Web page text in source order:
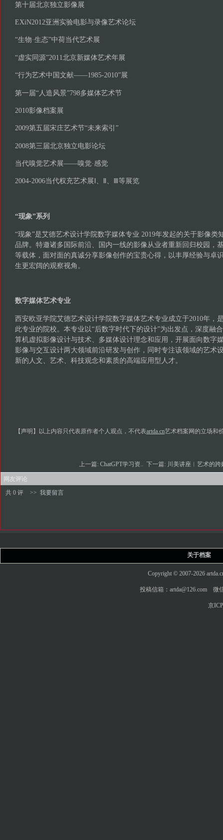
第十届北京独立影像展
EXiN2012亚洲实验电影与录像艺术论坛
“生物·生态”中荷当代艺术展
“虚实同源”2011北京新媒体艺术年展
“行为艺术中国文献——1985-2010”展
第一届“人造风景”798多媒体艺术节
2010影像档案展
2009第五届宋庄艺术节“未来索引”
2008第三届北京独立电影论坛
当代嗅觉艺术展——嗅觉·感觉
2004-2006当代权充艺术展Ⅰ、Ⅱ、Ⅲ等展览
“现象”系列
“现象”是艾德艺术设计学院数字媒体专业 2019年发起的关于影像类
品牌。特邀诸多国际前沿、国内一线的影像从业者重新回归校园，
等载体，面对面的真诚分享影像创作的宝贵心得，以丰厚经验与卓
生更宏阔的观察视角。
数字媒体艺术专业
西安欧亚学院艾德艺术设计学院数字媒体艺术专业成立于2010年，
此专业的院校。本专业以“后数字时代下的设计”为出发点，深度融
算机虚拟影像设计与技术、多媒体设计理念和应用，开展面向数字
影像与交互设计两大领域前沿研发与创作，同时专注该领域的艺术
新的人文、艺术、科技观念和素质的高端应用型人才。
【声明】以上内容只代表原作者个人观点，不代表artda.cn艺术档案网的立场和
上一篇: ChatGPT学习资.. 下一篇: 川美讲座︱艺术的
网友评论
共 0 评
>> 我要留言
关于档案
Copyright © 2007-2026
投稿信箱：artda@126.com 微
京